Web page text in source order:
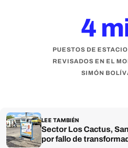
4
PUESTOS DE
REVISADOS EN EL
SIMÓN
LEE TAMBIÉN
Sector Los Cactus,
por fallo de